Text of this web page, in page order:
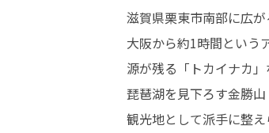
滋賀県栗東市南部に広が
大阪から約1時間という
源が残る「トカイナカ」
琵琶湖を見下ろす金勝
観光地として派手に整え